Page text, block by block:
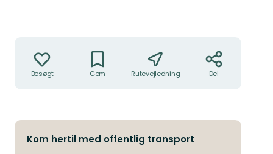
Besøgt Gem Rutevejledning Del
Kom hertil med offentlig transport